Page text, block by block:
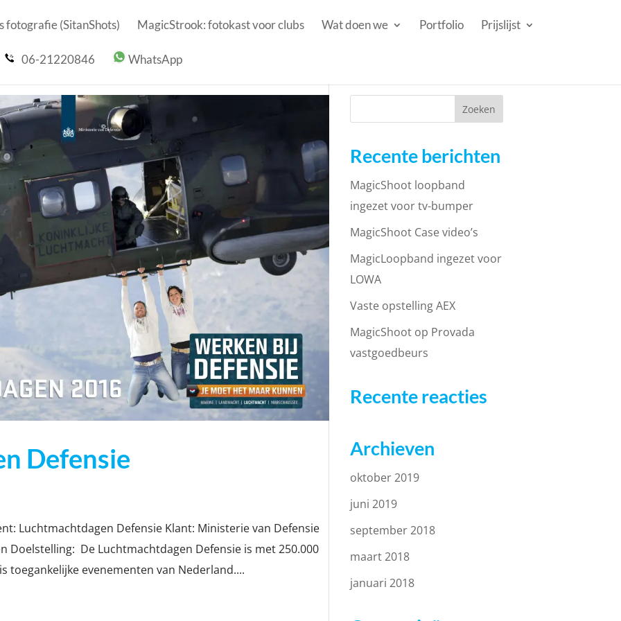
fotografie (SitanShots) MagicStrook: fotokast voor clubs Wat doen we Portfolio Prijslijst
06-21220846 WhatsApp
Defensie
Luchtmachtdagen Defensie Klant: Ministerie van Defensie
Doelstelling: De Luchtmachtdagen Defensie is met 250.000
toegankelijke evenementen van Nederland....
Recente berichten
MagicShoot loopband
ingezet voor tv-bumper
MagicShoot Case video’s
MagicLoopband ingezet voor
LOWA
Vaste opstelling AEX
MagicShoot op Provada
vastgoedbeurs
Recente reacties
Archieven
oktober 2019
juni 2019
september 2018
maart 2018
januari 2018